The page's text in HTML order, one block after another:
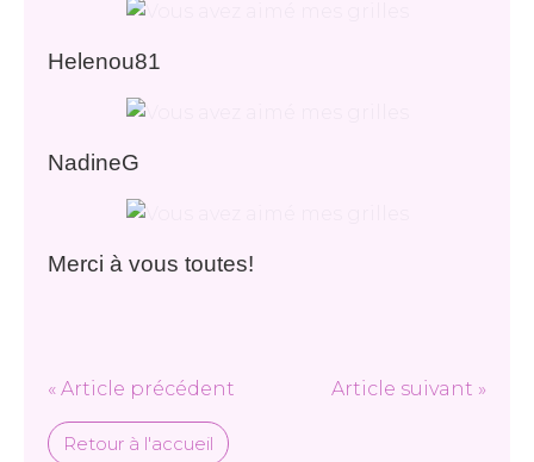
Helenou81
NadineG
Merci à vous toutes!
« Article précédent Article suivant »
Retour à l'accueil